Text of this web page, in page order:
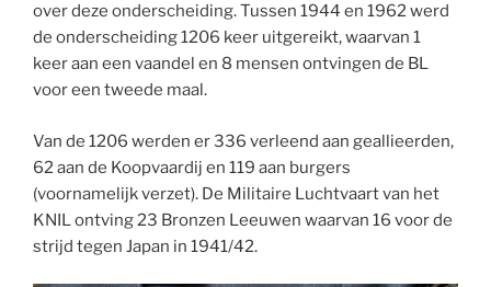
over deze onderscheiding. Tussen 1944 en 1962 werd
de onderscheiding 1206 keer uitgereikt, waarvan 1
keer aan een vaandel en 8 mensen ontvingen de BL
voor een tweede maal.
Van de 1206 werden er 336 verleend aan geallieerden,
62 aan de Koopvaardij en 119 aan burgers
(voornamelijk verzet). De Militaire Luchtvaart van het
KNIL ontving 23 Bronzen Leeuwen waarvan 16 voor de
strijd tegen Japan in 1941/42.